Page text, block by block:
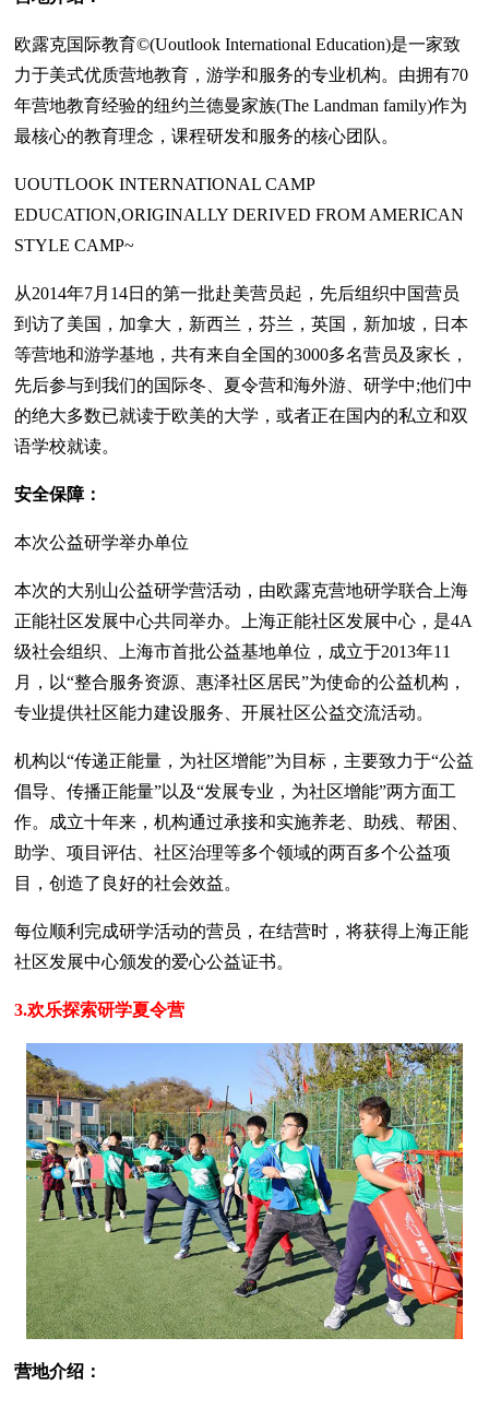
欧露克国际教育©(Uoutlook International Education)是一家致
力于美式优质营地教育，游学和服务的专业机构。由拥有70
年营地教育经验的纽约兰德曼家族(The Landman family)作为
最核心的教育理念，课程研发和服务的核心团队。
UOUTLOOK INTERNATIONAL CAMP
EDUCATION,ORIGINALLY DERIVED FROM AMERICAN
STYLE CAMP~
从2014年7月14日的第一批赴美营员起，先后组织中国营员
到访了美国，加拿大，新西兰，芬兰，英国，新加坡，日本
等营地和游学基地，共有来自全国的3000多名营员及家长，
先后参与到我们的国际冬、夏令营和海外游、研学中;他们中
的绝大多数已就读于欧美的大学，或者正在国内的私立和双
语学校就读。
安全保障：
本次公益研学举办单位
本次的大别山公益研学营活动，由欧露克营地研学联合上海
正能社区发展中心共同举办。上海正能社区发展中心，是4A
级社会组织、上海市首批公益基地单位，成立于2013年11
月，以“整合服务资源、惠泽社区居民”为使命的公益机构，
专业提供社区能力建设服务、开展社区公益交流活动。
机构以“传递正能量，为社区增能”为目标，主要致力于“公益
倡导、传播正能量”以及“发展专业，为社区增能”两方面工
作。成立十年来，机构通过承接和实施养老、助残、帮困、
助学、项目评估、社区治理等多个领域的两百多个公益项
目，创造了良好的社会效益。
每位顺利完成研学活动的营员，在结营时，将获得上海正能
社区发展中心颁发的爱心公益证书。
3.欢乐探索研学夏令营
营地介绍：